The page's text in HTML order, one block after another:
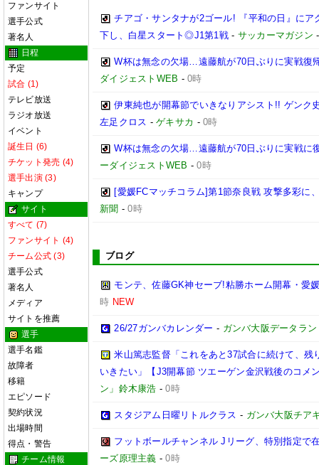
ファンサイト
選手公式
著名人
日程
予定
試合 (1)
テレビ放送
ラジオ放送
イベント
誕生日 (6)
チケット発売 (4)
選手出演 (3)
キャンプ
サイト
すべて (7)
ファンサイト (4)
チーム公式 (3)
選手公式
著名人
メディア
サイトを推薦
選手
選手名鑑
故障者
移籍
エピソード
契約状況
出場時間
得点・警告
チーム情報
チアゴ・サンタナが2ゴール! 『平和の日』に
下し、白星スタート◎J1第1戦 - サッカーマガジン
W杯は無念の欠場…遠藤航が70日ぶりに実戦復
ダイジェストWEB -0時
伊東純也が開幕節でいきなりアシスト!! ゲンク
左足クロス -ゲキサカ -0時
W杯は無念の欠場…遠藤航が70日ぶりに実戦に
ーダイジェストWEB -0時
[愛媛FCマッチコラム]第1節奈良戦 攻撃多彩に
新聞 -0時
ブログ
モンテ、佐藤GK神セーブ!粘勝ホーム開幕・愛
時 NEW
26/27ガンバカレンダー - ガンバ大阪データラ
米山篤志監督「これをあと37試合に続けて、
いきたい」【J3開幕節 ツエーゲン金沢戦後のコメ
ン」鈴木康浩 -0時
スタジアム日曜リトルクラス - ガンバ大阪チア
フットボールチャンネル Jリーグ、特別指定で
ーズ原理主義 -0時